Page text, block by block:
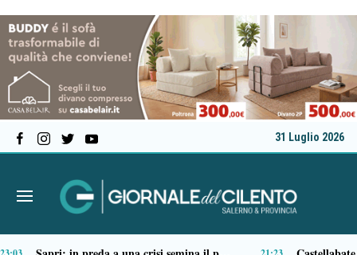
31 Luglio 2026